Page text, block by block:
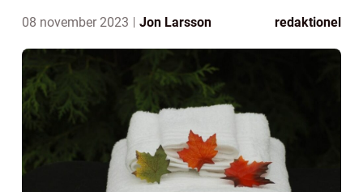
08 november 2023 Jon Larsson redaktionel